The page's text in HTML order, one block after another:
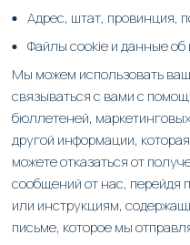
Адрес, штат, провинция,
Файлы cookie и данные об
Мы можем использовать
связываться с вами с
бюллетеней,
другой информации,
можете отказаться от
сообщений от нас, перейдя
или инструкциям,
письме, которое мы